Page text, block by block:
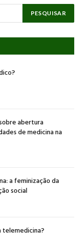
abertura
de medicina na
a feminização da
social
telemedicina?